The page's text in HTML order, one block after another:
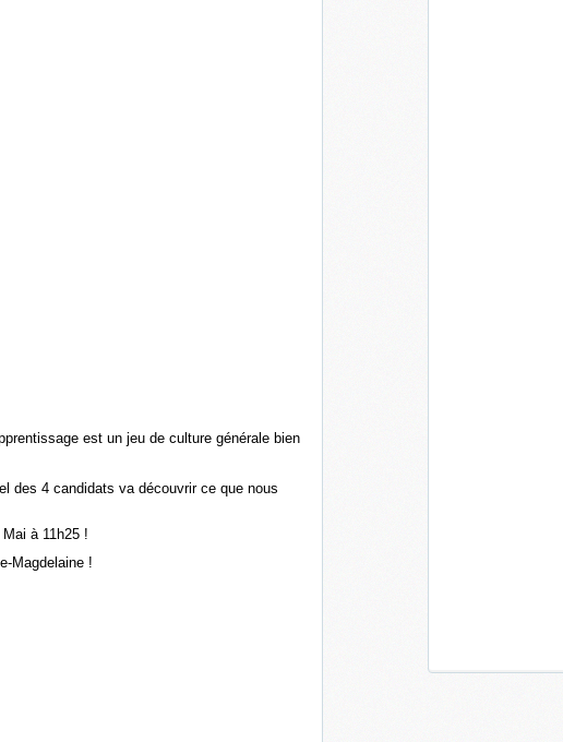
est un jeu de culture générale bien
des 4 candidats va découvrir ce que nous
à 11h25 !
Magdelaine !